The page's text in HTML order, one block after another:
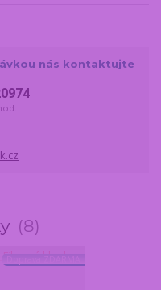
nás kontaktujte
8